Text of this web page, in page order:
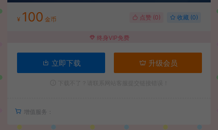
¥ 100 金币 点赞 (0) 收藏 (0)
终身VIP免费
立即下载 升级会员
增值服务：